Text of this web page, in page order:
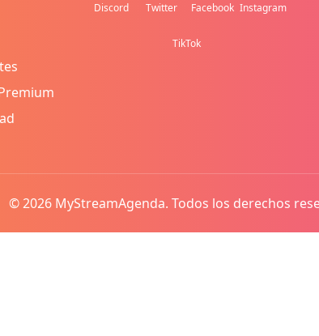
Discord Twitter Facebook Instagram
TikTok
© 2026 MyStreamAgenda. Todos los derechos